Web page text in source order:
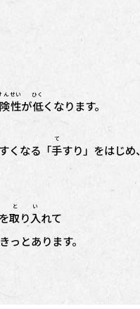
ん
性
せい
が低
ひく
くなります。
くなる「手
て
すり」をはじめ、
取り入
と い
れて
っとあります。